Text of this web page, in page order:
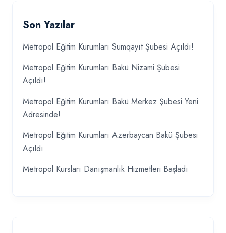
Son Yazılar
Metropol Eğitim Kurumları Sumqayıt Şubesi Açıldı!
Metropol Eğitim Kurumları Bakü Nizami Şubesi
Açıldı!
Metropol Eğitim Kurumları Bakü Merkez Şubesi Yeni
Adresinde!
Metropol Eğitim Kurumları Azerbaycan Bakü Şubesi
Açıldı
Metropol Kursları Danışmanlık Hizmetleri Başladı